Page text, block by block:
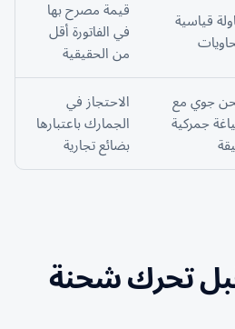
قياسية
قيمة مصرح بها
في الفاتورة أقل
من الحقيقية
جوي مع
جمركية
الاحتجاز في
الجمارك باعتبارها
بضائع تجارية
تحرك شحنة